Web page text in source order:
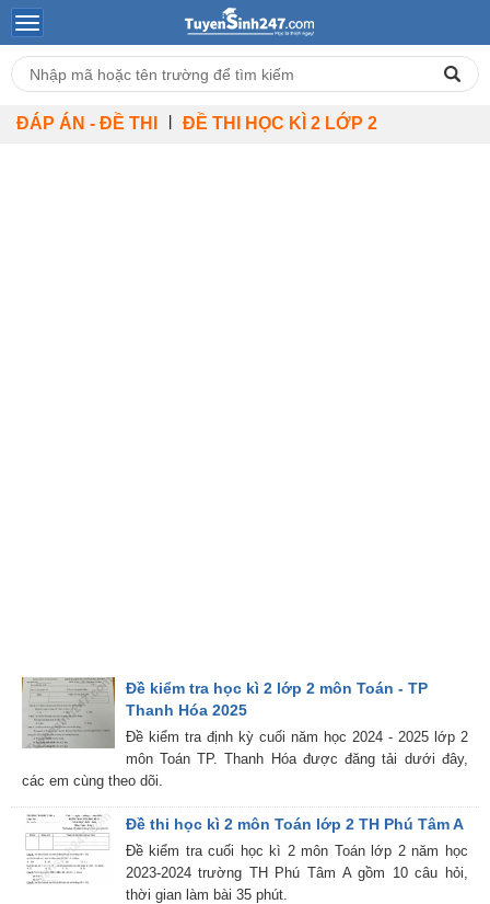
ĐÁP ÁN - ĐỀ THI ĐỀ THI HỌC KÌ 2 LỚP 2
Đề kiểm tra học kì 2 lớp 2 môn Toán - TP
Thanh Hóa 2025
Đề kiểm tra định kỳ cuối năm học 2024 - 2025 lớp 2
môn Toán TP. Thanh Hóa được đăng tải dưới đây,
các em cùng theo dõi.
Đề thi học kì 2 môn Toán lớp 2 TH Phú Tâm A
Đề kiểm tra cuối học kì 2 môn Toán lớp 2 năm học
2023-2024 trường TH Phú Tâm A gồm 10 câu hỏi,
thời gian làm bài 35 phút.